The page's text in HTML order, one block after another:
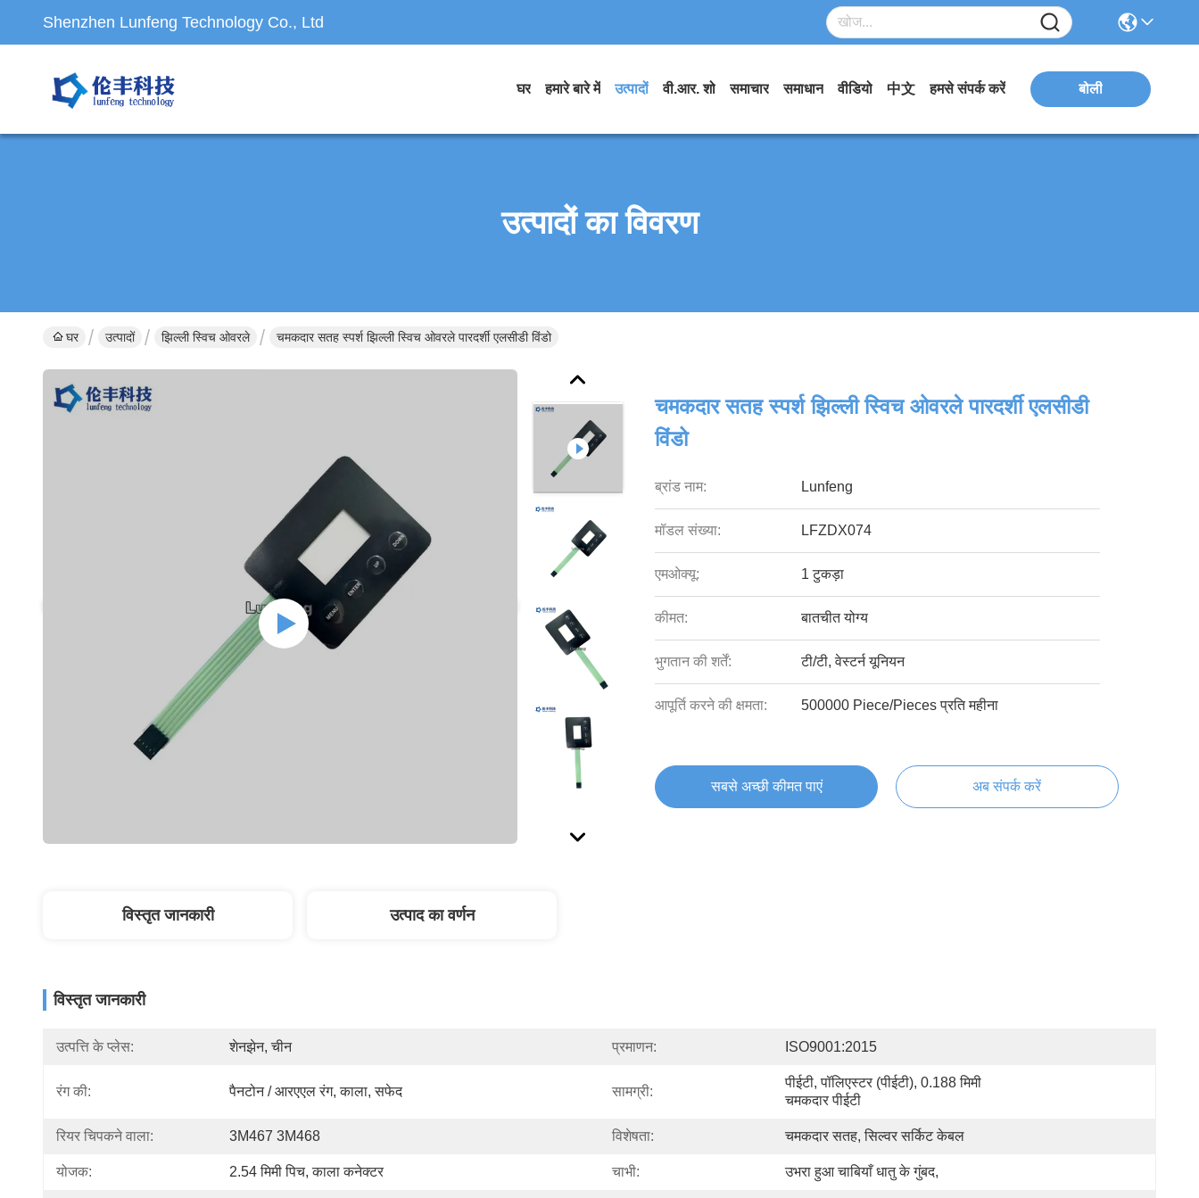
Shenzhen Lunfeng Technology Co., Ltd
घर हमारे बारे में उत्पादों वी.आर. शो समाचार समाधान वीडियो 中文 हमसे संपर्क करें बोली
उत्पादों का विवरण
घर उत्पादों झिल्ली स्विच ओवरले चमकदार सतह स्पर्श झिल्ली स्विच ओवरले पारदर्शी एलसीडी विंडो
चमकदार सतह स्पर्श झिल्ली स्विच ओवरले पारदर्शी एलसीडी
विंडो
ब्रांड नाम: Lunfeng
मॉडल संख्या: LFZDX074
एमओक्यू: 1 टुकड़ा
कीमत: बातचीत योग्य
भुगतान की शर्तें: टी/टी, वेस्टर्न यूनियन
आपूर्ति करने की क्षमता: 500000 Piece/Pieces प्रति महीना
सबसे अच्छी कीमत पाएं अब संपर्क करें
विस्तृत जानकारी उत्पाद का वर्णन
विस्तृत जानकारी
उत्पत्ति के प्लेस: शेनझेन, चीन प्रमाणन: ISO9001:2015
रंग की: पैनटोन / आरएएल रंग, काला, सफेद सामग्री:
पीईटी, पॉलिएस्टर (पीईटी), 0.188 मिमी
चमकदार पीईटी
रियर चिपकने वाला: 3M467 3M468 विशेषता: चमकदार सतह, सिल्वर सर्किट केबल
योजक: 2.54 मिमी पिच, काला कनेक्टर चाभी: उभरा हुआ चाबियाँ धातु के गुंबद,